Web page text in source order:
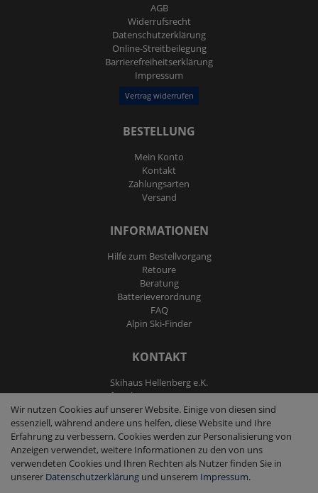
AGB
Widerrufs­recht
Daten­schutz­erklärung
Online-Streitbeilegung
Barrierefreiheitserklärung
Impressum
Vertrag widerrufen
BESTELLUNG
Mein Konto
Kontakt
Zahlungsarten
Versand
INFORMATIONEN
Hilfe zum Bestellvorgang
Retoure
Beratung
Batterieverordnung
FAQ
Alpin Ski-Finder
KONTAKT
Skihaus Hellenberg e.K.
Tel: +4933855200795
Fax: +4933855200793
kontakt@ski-andmore.de
Wir nutzen Cookies auf unserer Website. Einige von diesen sind
essenziell, während andere uns helfen, diese Website und Ihre
Erfahrung zu verbessern. Cookies werden zur Personalisierung von
Anzeigen verwendet, weitere Informationen zu den von uns
verwendeten Cookies und Ihren Rechten als Nutzer finden Sie in
unserer Daten­schutz­erklärung und unserem Impressum.